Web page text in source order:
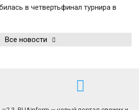
в четвертьфинал турнира в
Все новости